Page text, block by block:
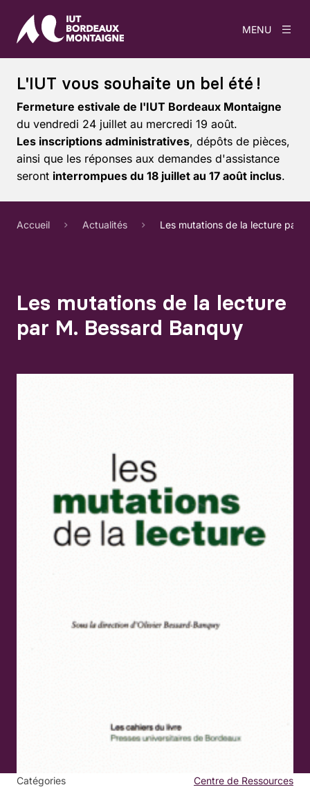
MENU
L'IUT vous souhaite un bel été !
Fermeture estivale de l'IUT Bordeaux Montaigne
du vendredi 24 juillet au mercredi 19 août.
Les inscriptions administratives, dépôts de pièces,
ainsi que les réponses aux demandes d'assistance
seront interrompues du 18 juillet au 17 août inclus.
Accueil Actualités Les mutations de la lecture par
Les mutations de la lecture
par M. Bessard Banquy
Catégories Centre de Ressources